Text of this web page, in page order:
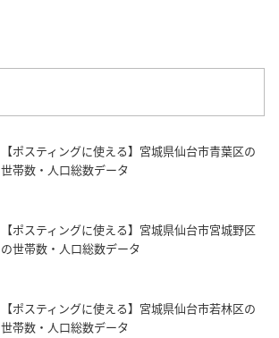
【ポスティングに使える】宮城県仙台市青葉区の
世帯数・人口総数データ
【ポスティングに使える】宮城県仙台市宮城野区
の世帯数・人口総数データ
【ポスティングに使える】宮城県仙台市若林区の
世帯数・人口総数データ